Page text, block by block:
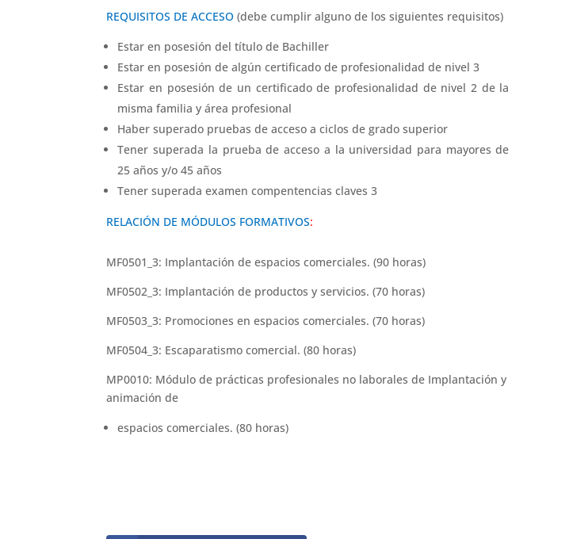
REQUISITOS DE ACCESO (debe cumplir alguno de los siguientes requisitos)
Estar en posesión del título de Bachiller
Estar en posesión de algún certificado de profesionalidad de nivel 3
Estar en posesión de un certificado de profesionalidad de nivel 2 de la
misma familia y área profesional
Haber superado pruebas de acceso a ciclos de grado superior
Tener superada la prueba de acceso a la universidad para mayores de
25 años y/o 45 años
Tener superada examen compentencias claves 3
RELACIÓN DE MÓDULOS FORMATIVOS:
MF0501_3: Implantación de espacios comerciales. (90 horas)
MF0502_3: Implantación de productos y servicios. (70 horas)
MF0503_3: Promociones en espacios comerciales. (70 horas)
MF0504_3: Escaparatismo comercial. (80 horas)
MP0010: Módulo de prácticas profesionales no laborales de Implantación y
animación de
espacios comerciales. (80 horas)